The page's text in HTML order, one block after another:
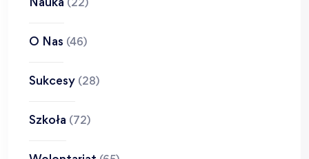
Nauka (22)
O Nas (46)
Sukcesy (28)
Szkoła (72)